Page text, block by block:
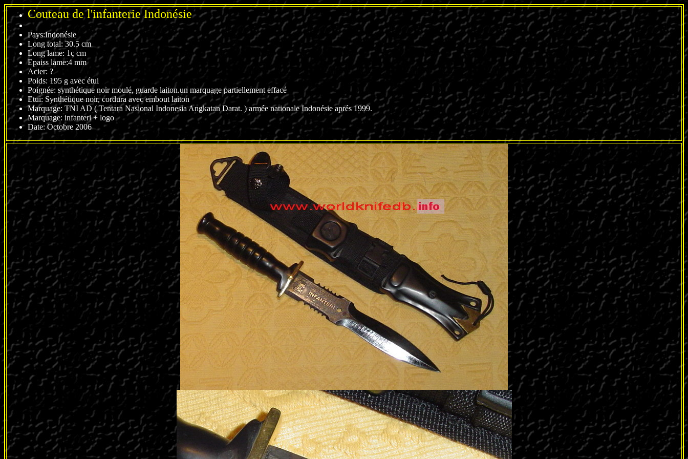
Couteau de l'infanterie Indonésie
Pays:Indonésie
Long total: 30.5 cm
Long lame: 1ç cm
Epaiss lame:4 mm
Acier: ?
Poids: 195 g avec étui
Poignée: synthétique noir moulé, guarde laiton.un marquage partiellement effacé
Etui: Synthétique noir, cordura avec embout laiton
Marquage: TNI AD ( Tentara Nasional Indonesia Angkatan Darat. ) armée nationale Indonésie aprés 1999.
Marquage: infanteri + logo
Date: Octobre 2006